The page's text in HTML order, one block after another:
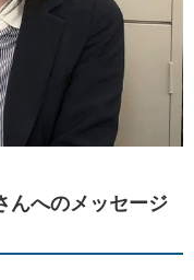
へのメッセージ